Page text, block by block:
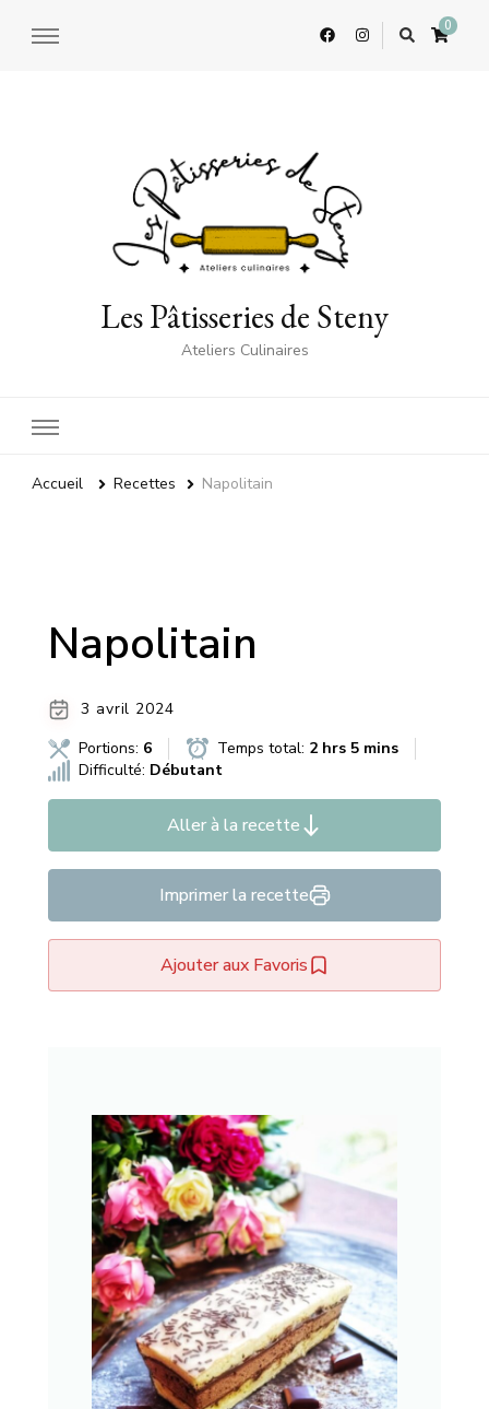
0
Les Pâtisseries de Steny
Ateliers Culinaires
Accueil Recettes Napolitain
Napolitain
3 avril 2024
Portions: 6 Temps total: 2 hrs 5 mins
Difficulté: Débutant
Aller à la recette
Imprimer la recette
Ajouter aux Favoris